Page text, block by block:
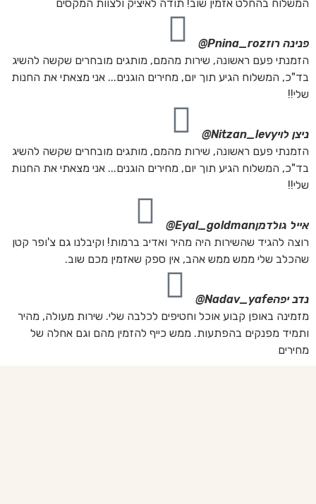
המשלוח בהחלט אזמין שוב! תודה לאיציק ולצוות המקסים
פנינה רוזPnina_roz@
הזמנתי פעם ראשונה, שירות מהמם, מותגים מובחרים שקשה להשיג
בד"כ, המשלוח הגיע תוך יום, מחירים הוגנים... אני מצאתי את החנות
שלי!!
ניצן לויNitzan_levy@
הזמנתי פעם ראשונה, שירות מהמם, מותגים מובחרים שקשה להשיג
בד"כ, המשלוח הגיע תוך יום, מחירים הוגנים... אני מצאתי את החנות
שלי!!
אייל גולדמןEyal_goldman@
רוצה להגיד שהשירות היה מהיר ואדיב ברמות! וקיבלנו גם צ'ופר קטן
שהכלב שלי ממש ממש אהב, אין ספק שאזמין מכם שוב.
נדב יפהNadav_yafe@
מזמינה באופן קבוע אוכל וחטיפים לכלבה שלי. שירות מעולה, מהיר
ותמיד מפנקים בהפתעות. ממש כייף להזמין מהם וגם אחלה של
מחירים